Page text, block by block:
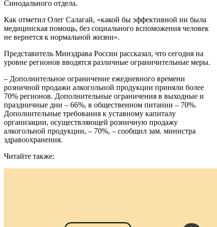
Синодального отдела.
Как отметил Олег Салагай, «какой бы эффективной ни была
медицинская помощь, без социального вспоможения человек
не вернется к нормальной жизни».
Представитель Минздрава России рассказал, что сегодня на
уровне регионов вводятся различные ограничительные меры.
– Дополнительное ограничение ежедневного времени
розничной продажи алкогольной продукции приняли более
70% регионов. Дополнительные ограничения в выходные и
праздничные дни – 66%, в общественном питании – 70%.
Дополнительные требования к уставному капиталу
организации, осуществляющей розничную продажу
алкогольной продукции, – 70%, – сообщил зам. министра
здравоохранения.
Читайте также: